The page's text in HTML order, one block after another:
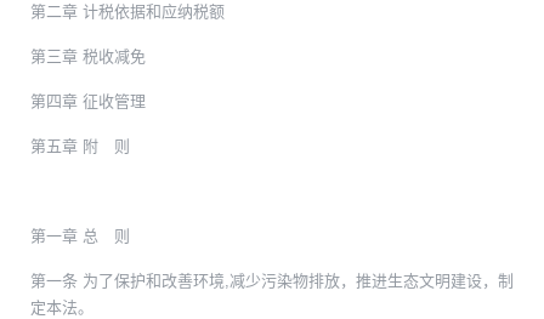
第二章 计税依据和应纳税额
第三章 税收减免
第四章 征收管理
第五章 附 则
第一章 总 则
第一条 为了保护和改善环境,减少污染物排放，推进生态文明建设，制
定本法。